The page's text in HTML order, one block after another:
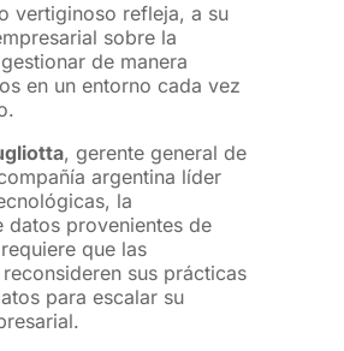
vertiginoso refleja, a su
sobre la
de manera
en un entorno cada vez
, gerente general de
argentina líder
la
datos provenientes de
que las
sus prácticas
para escalar su